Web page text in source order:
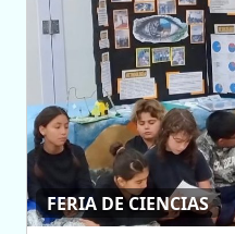
FERIA DE CIENCIAS